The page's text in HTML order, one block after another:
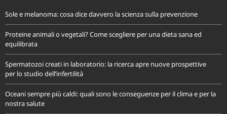
Sole e melanoma: cosa dice davvero la scienza sulla prevenzione
Proteine animali o vegetali? Come scegliere per una dieta sana ed
equilibrata
Spermatozoi creati in laboratorio: la ricerca apre nuove prospettive
per lo studio dell’infertilità
Oceani sempre più caldi: quali sono le conseguenze per il clima e per la
nostra salute